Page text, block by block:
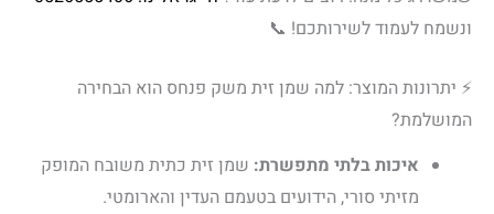
ונשמח לעמוד לשירותכם! 📞
⚡ יתרונות המוצר: למה שמן זית משק פנחס הוא הבחירה
המושלמת?
איכות בלתי מתפשרת: שמן זית כתית משובח המופק
מזיתי סורי, הידועים בטעמם העדין והארומטי.